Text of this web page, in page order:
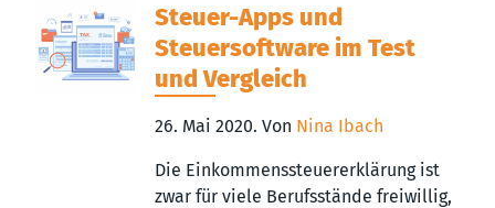
Steuer-Apps und
Steuersoftware im Test
und Vergleich
26. Mai 2020. Von Nina Ibach
Die Einkommenssteuererklärung ist
zwar für viele Berufsstände freiwillig,